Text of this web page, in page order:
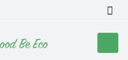
košík